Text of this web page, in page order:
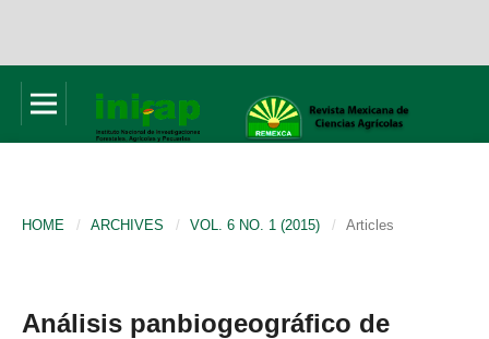
HOME / ARCHIVES / VOL. 6 NO. 1 (2015) / Articles
Análisis panbiogeográfico de